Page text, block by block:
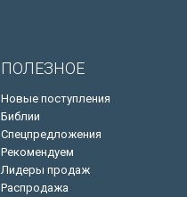
ПОЛЕЗНОЕ
Новые поступления
Библии
Спецпредложения
Рекомендуем
Лидеры продаж
Распродажа